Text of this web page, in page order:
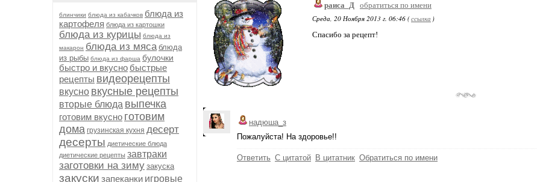
блинчики блюда из кабачков блюда из
картофеля блюда из картошки
блюда из курицы блюда из
макарон блюда из мяса блюда
из рыбы блюда из фарша булочки
быстро и вкусно быстрые
рецепты видеорецепты
вкусно вкусные рецепты
вторые блюда выпечка
готовим вкусно готовим
дома грузинская кухня десерт
десерты диетические блюда
диетические рецепты завтраки
заготовки на зиму закуска
закуски запеканки игровые
раиса_Д обратиться по имени
Среда, 20 Ноября 2013 г. 06:46 (ссылка )
Спасибо за рецепт!
надюша_з
Пожалуйста! На здоровье!!
Ответить С цитатой В цитатник Обратиться по имени